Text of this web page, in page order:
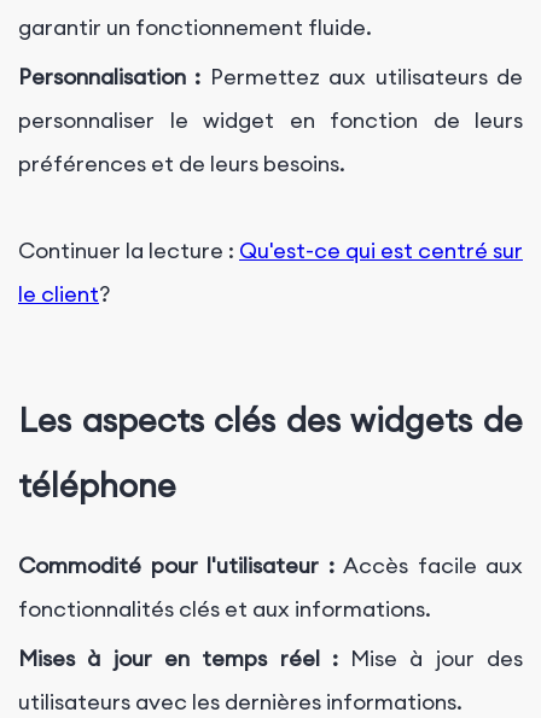
garantir un fonctionnement fluide.
Personnalisation : Permettez aux utilisateurs de
personnaliser le widget en fonction de leurs
préférences et de leurs besoins.
Continuer la lecture : Qu'est-ce qui est centré sur
le client?
Les aspects clés des widgets de
téléphone
Commodité pour l'utilisateur : Accès facile aux
fonctionnalités clés et aux informations.
Mises à jour en temps réel : Mise à jour des
utilisateurs avec les dernières informations.